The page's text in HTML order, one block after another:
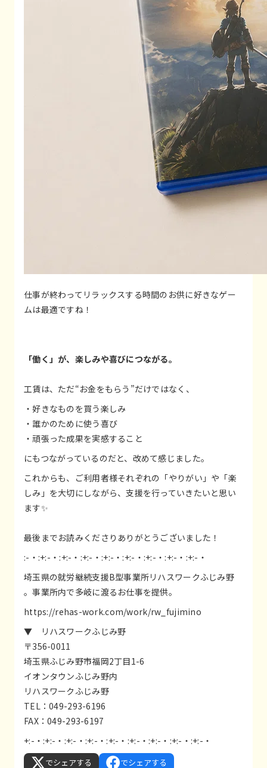
仕事が終わってリラックスする時間のお供に好きなゲー
ムは最適ですね！
「働く」が、楽しみや喜びにつながる。
工賃は、ただ“お金をもらう”だけではなく、
・好きなものを買う楽しみ
・誰かのために使う喜び
・頑張った成果を実感すること
にもつながっているのだと、改めて感じました。
これからも、ご利用者様それぞれの「やりがい」や「楽
しみ」を大切にしながら、支援を行っていきたいと思い
ます✨
最後までお読みくださりありがとうございました！
:-・:+:-・:+:-・:+:-・:+:-・:+:-・:+:-・:+:-・:+:-・
埼玉県の就労継続支援B型事業所リハスワークふじみ野
。事業所内で多岐に渡るお仕事を提供。
https://rehas-work.com/work/rw_fujimino
▼ リハスワークふじみ野
〒356-0011
埼玉県ふじみ野市福岡2丁目1-6
イオンタウンふじみ野内
リハスワークふじみ野
TEL：049-293-6196
FAX：049-293-6197
+:-・:+:-・:+:-・:+:-・:+:-・:+:-・:+:-・:+:-・:+:-・
でシェアする でシェアする